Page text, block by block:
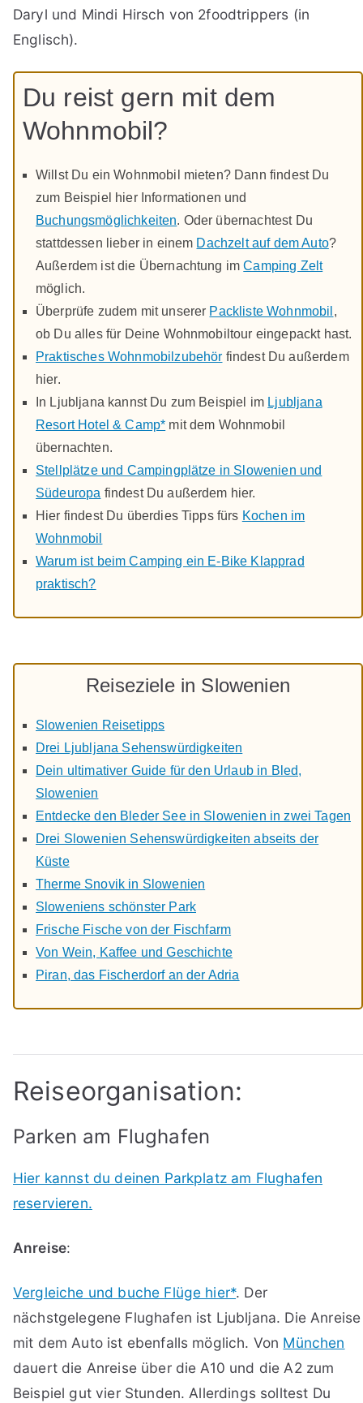
Daryl und Mindi Hirsch von 2foodtrippers (in
Englisch).
Du reist gern mit dem
Wohnmobil?
Willst Du ein Wohnmobil mieten? Dann findest Du
zum Beispiel hier Informationen und
Buchungsmöglichkeiten. Oder übernachtest Du
stattdessen lieber in einem Dachzelt auf dem Auto?
Außerdem ist die Übernachtung imCamping Zelt
möglich.
Überprüfe zudem mit unserer Packliste Wohnmobil ,
ob Du alles für Deine Wohnmobiltour eingepackt hast.
Praktisches Wohnmobilzubehör findest Du außerdem
hier.
In Ljubljana kannst Du zum Beispiel im Ljubljana
Resort Hotel & Camp* mit dem Wohnmobil
übernachten.
Stellplätze und Campingplätze in Slowenien und
Südeuropa findest Du außerdem hier.
Hier findest Du überdies Tipps fürs Kochen im
Wohnmobil
Warum ist beim Camping ein E-Bike Klapprad
praktisch?
Reiseziele in Slowenien
Slowenien Reisetipps
Drei Ljubljana Sehenswürdigkeiten
Dein ultimativer Guide für den Urlaub in Bled,
Slowenien
Entdecke den Bleder See in Slowenien in zwei Tagen
Drei Slowenien Sehenswürdigkeiten abseits der
Küste
Therme Snovik in Slowenien
Sloweniens schönster Park
Frische Fische von der Fischfarm
Von Wein, Kaffee und Geschichte
Piran, das Fischerdorf an der Adria
Reiseorganisation:
Parken am Flughafen
Hier kannst du deinen Parkplatz am Flughafen
reservieren.
Anreise:
Vergleiche und buche Flüge hier*. Der
nächstgelegene Flughafen ist Ljubljana. Die Anreise
mit dem Auto ist ebenfalls möglich. Von München
dauert die Anreise über die A10 und die A2 zum
Beispiel gut vier Stunden. Allerdings solltest Du